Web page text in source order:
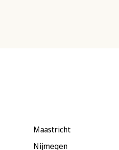
Maastricht
Nijmegen